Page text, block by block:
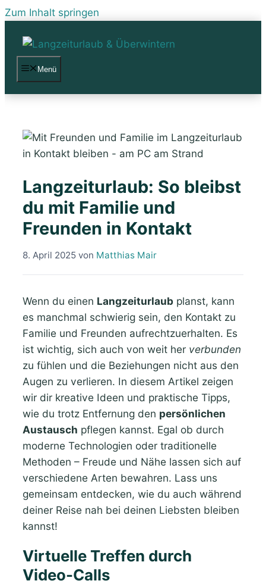
Zum Inhalt springen
Menü
Langzeiturlaub: So bleibst
du mit Familie und
Freunden in Kontakt
8. April 2025 von Matthias Mair
Wenn du einen Langzeiturlaub planst, kann
es manchmal schwierig sein, den Kontakt zu
Familie und Freunden aufrechtzuerhalten. Es
ist wichtig, sich auch von weit her verbunden
zu fühlen und die Beziehungen nicht aus den
Augen zu verlieren. In diesem Artikel zeigen
wir dir kreative Ideen und praktische Tipps,
wie du trotz Entfernung den persönlichen
Austausch pflegen kannst. Egal ob durch
moderne Technologien oder traditionelle
Methoden – Freude und Nähe lassen sich auf
verschiedene Arten bewahren. Lass uns
gemeinsam entdecken, wie du auch während
deiner Reise nah bei deinen Liebsten bleiben
kannst!
Virtuelle Treffen durch
Video-Calls